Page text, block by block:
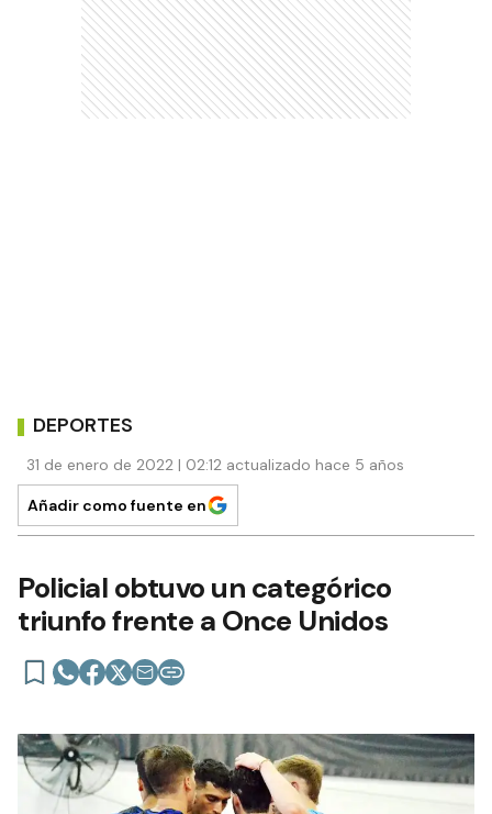
DEPORTES
31 de enero de 2022 | 02:12 actualizado hace 5 años
Añadir como fuente en
Policial obtuvo un categórico
triunfo frente a Once Unidos